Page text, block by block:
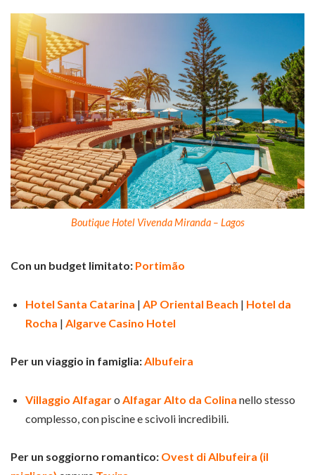
Boutique Hotel Vivenda Miranda – Lagos
Con un budget limitato: Portimão
Hotel Santa Catarina | AP Oriental Beach | Hotel da
Rocha | Algarve Casino Hotel
Per un viaggio in famiglia:Albufeira
Villaggio Alfagaro Alfagar Alto da Colina nello stesso
complesso, con piscine e scivoli incredibili.
Per un soggiorno romantico: Ovest di Albufeira (il